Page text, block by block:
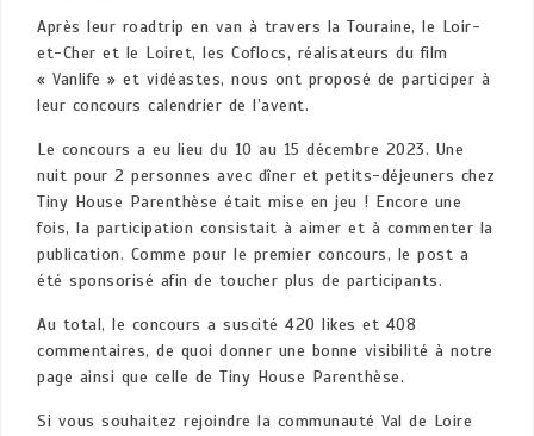
Après leur roadtrip en van à travers la Touraine, le Loir-
et-Cher et le Loiret, les Coflocs, réalisateurs du film
« Vanlife » et vidéastes, nous ont proposé de participer à
leur concours calendrier de l’avent.
Le concours a eu lieu du 10 au 15 décembre 2023. Une
nuit pour 2 personnes avec dîner et petits-déjeuners chez
Tiny House Parenthèse était mise en jeu ! Encore une
fois, la participation consistait à aimer et à commenter la
publication. Comme pour le premier concours, le post a
été sponsorisé afin de toucher plus de participants.
Au total, le concours a suscité 420 likes et 408
commentaires, de quoi donner une bonne visibilité à notre
page ainsi que celle de Tiny House Parenthèse.
Si vous souhaitez rejoindre la communauté Val de Loire